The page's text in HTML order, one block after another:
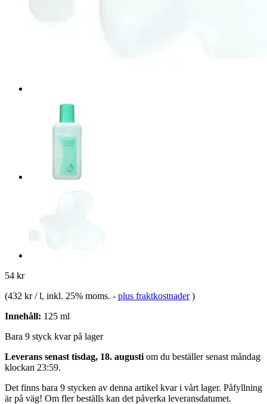
54 kr
(432 kr / l, inkl. 25% moms. - plus fraktkostnader )
Innehåll: 125 ml
Bara 9 styck kvar på lager
Leverans senast tisdag, 18. augusti om du beställer senast måndag
klockan 23:59.
Det finns bara 9 stycken av denna artikel kvar i vårt lager. Påfyllning
är på väg! Om fler beställs kan det påverka leveransdatumet.